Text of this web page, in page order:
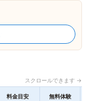
スクロールできます →
料金目安 無料体験